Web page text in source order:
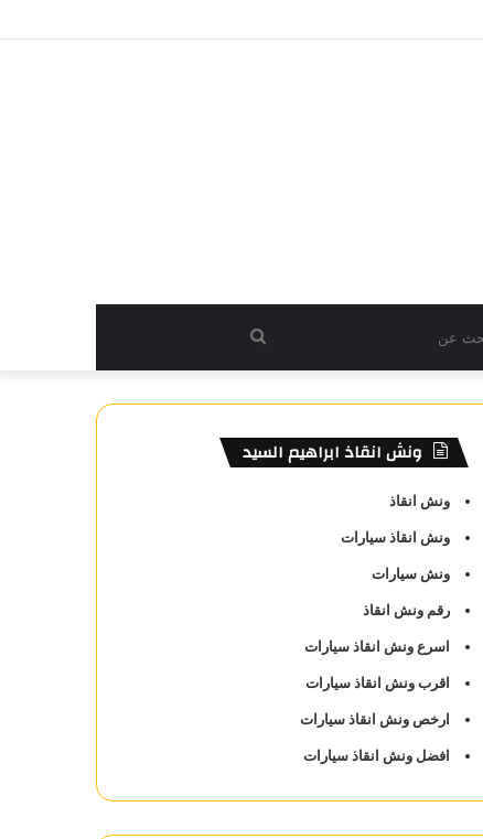
عن
ونش انقاذ ابراهيم السيد
ونش انقاذ
ونش انقاذ سيارات
ونش سيارات
رقم ونش انقاذ
اسرع ونش انقاذ سيارات
اقرب ونش انقاذ سيارات
ارخص ونش انقاذ سيارات
افضل ونش انقاذ سيارات